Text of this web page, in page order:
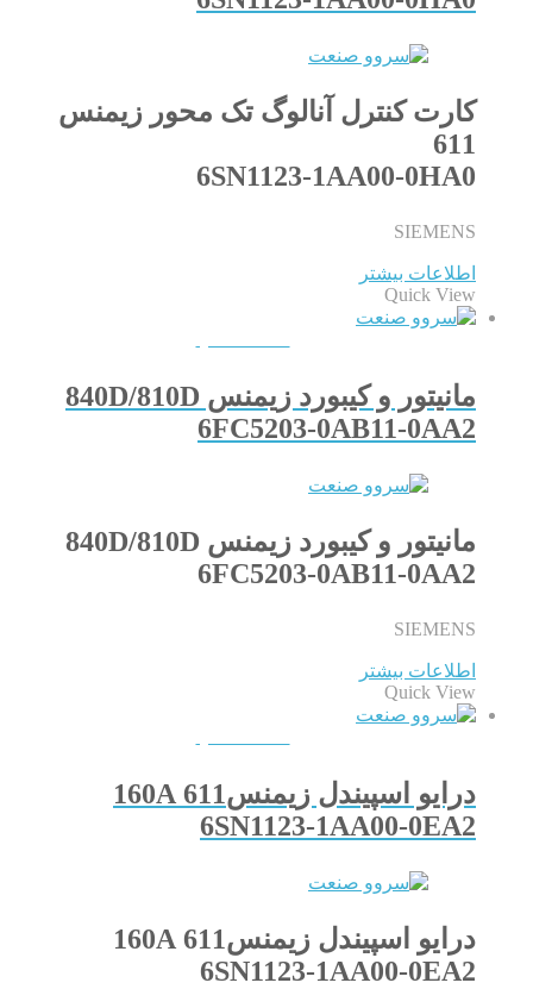
کارت کنترل آنالوگ تک محور زیمنس
611
6SN1123-1AA00-0HA0
SIEMENS
اطلاعات بیشتر
Quick View
مانیتور و کیبورد زیمنس 840D/810D
6FC5203-0AB11-0AA2
مانیتور و کیبورد زیمنس 840D/810D
6FC5203-0AB11-0AA2
SIEMENS
اطلاعات بیشتر
Quick View
درایو اسپیندل زیمنس611 160A
6SN1123-1AA00-0EA2
درایو اسپیندل زیمنس611 160A
6SN1123-1AA00-0EA2